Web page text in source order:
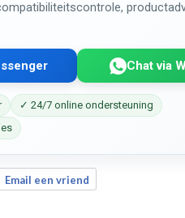
Chat via
✓ 24/7 online ondersteuning
Email een vriend